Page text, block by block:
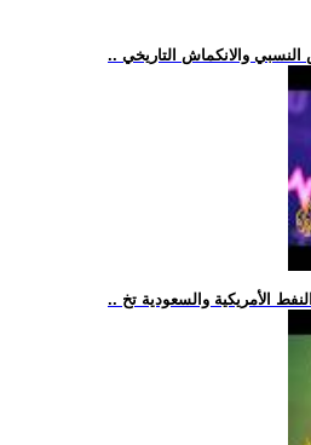
النسبي والانكماش التاريخي
الأمريكية والسعودية تخ